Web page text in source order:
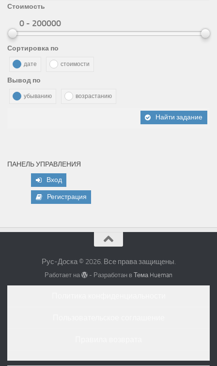
Стоимость
0 - 200000
Сортировка по
дате стоимости
Вывод по
убыванию возрастанию
Найти задание
ПАНЕЛЬ УПРАВЛЕНИЯ
Вход
Регистрация
Рус-Доска © 2026. Все права защищены.
Работает на - Разработан вТема Hueman